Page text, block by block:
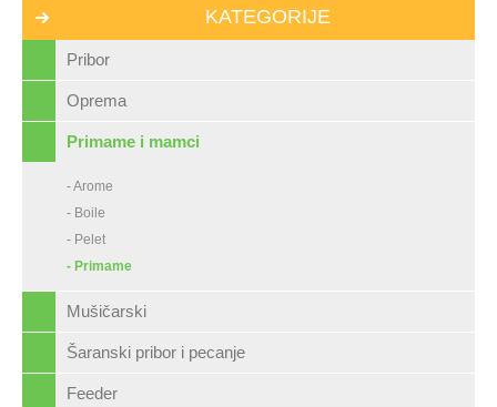
KATEGORIJE
Pribor
Oprema
Primame i mamci
- Arome
- Boile
- Pelet
- Primame
Mušičarski
Šaranski pribor i pecanje
Feeder